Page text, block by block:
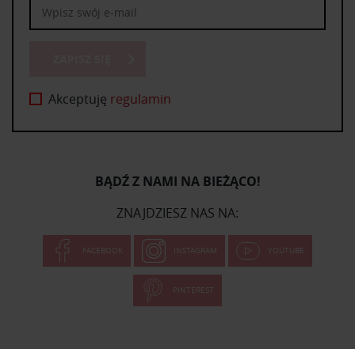
Akceptuję regulamin
BĄDŹ Z NAMI NA BIEŻĄCO!
ZNAJDZIESZ NAS NA:
FACEBOOK INSTAGRAM YOUTUBE
PINTEREST